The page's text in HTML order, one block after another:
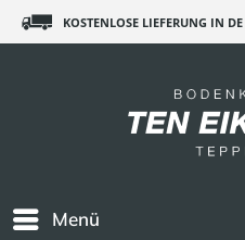
KOSTENLOSE LIEFERUNG IN DE
Menü